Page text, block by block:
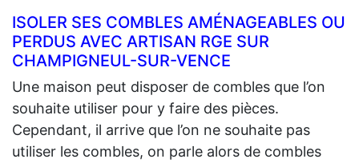
ISOLER SES COMBLES AMÉNAGEABLES OU
PERDUS AVEC ARTISAN RGE SUR
CHAMPIGNEUL-SUR-VENCE
Une maison peut disposer de combles que l’on
souhaite utiliser pour y faire des pièces.
Cependant, il arrive que l’on ne souhaite pas
utiliser les combles, on parle alors de combles